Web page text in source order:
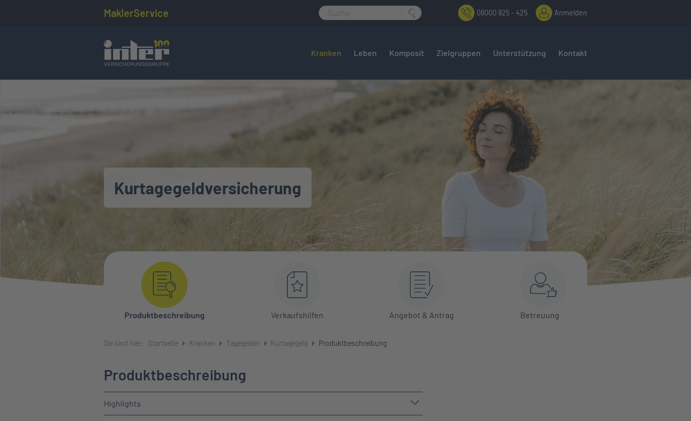
MaklerService 08000 825 - 425 Anmelden
Kranken Leben Komposit Zielgruppen Unterstützung Kontakt
Kurtagegeldversicherung
Produktbeschreibung Verkaufshilfen Angebot & Antrag Betreuung
Sie sind hier: Startseite Kranken Tagegelder Kurtagegeld Produktbeschreibung
Produktbeschreibung
Highlights